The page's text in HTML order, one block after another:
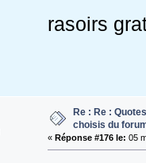
rasoirs
Re : Re :
choisis du
« Réponse #176 le: 05